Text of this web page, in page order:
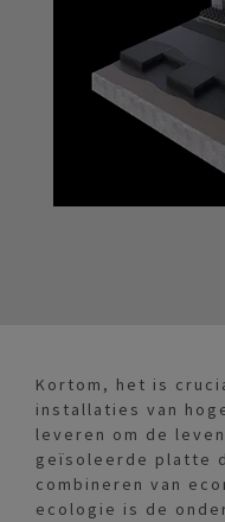
Kortom, het is
installaties van
leveren om de
geïsoleerde platte
combineren van
ecologie is de